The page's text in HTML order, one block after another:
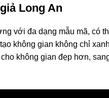
Long An
với đa dạng mẫu mã, có
không gian không chỉ
không gian đẹp hơn,